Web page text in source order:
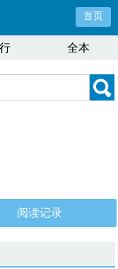
首页
全本
阅读记录